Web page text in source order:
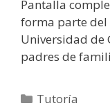
Pantalla
forma parte del
Universidad de
padres de
Categorías
Tutoría